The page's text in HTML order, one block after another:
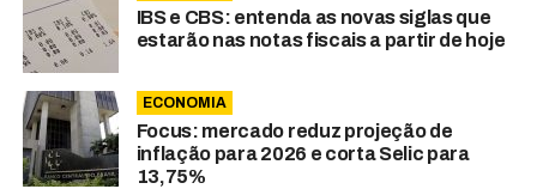
IBS e CBS: entenda as novas siglas que
estarão nas notas fiscais a partir de hoje
ECONOMIA
Focus: mercado reduz projeção de
inflação para 2026 e corta Selic para
13,75%